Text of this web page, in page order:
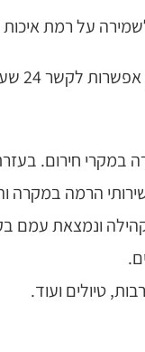
על רמת איכות
במקרי חירום.
הרמה במקרה
ונמצאת עמם
טיולים ועוד.